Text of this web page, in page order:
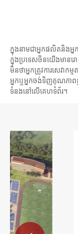
ទីបី រចនាសម្ព័ន្ធដែកមា
កាន់តែលឿន និងមានប្រសិ
សម្ព័ន្ធដែកអនុញ្ញាតឱ្យមា
ពិសេសសម្រាប់អាកាសយា
អនាគត។
ជាងនេះទៅទៀត រចនាសម្
អ្នក​ដំណើរ និង​បុគ្គលិក​គឺ​សំ
ទីបំផុត រចនាសម្ព័ន្ធដែកមិ
ឡើងវិញ កាត់បន្ថយកាកសំ
ភាព​នេះ​កំពុង​មាន​សារៈសំខ
សរុបមក គុណសម្បត្តិនៃរចន
ភាពបត់បែនក្នុងការរចន
ភ្លើង និងភាពស្និទ្ធស្នាល
ប្រសិទ្ធភាព និងនិរន្តរភា
ទំហំនិងរចនាប្លែកៗជា
ក្នុងនាមជាអ្នកផលិតនិងអ្ន
ក្នុងប្រទេសចិនយើងមានរ
មិនថាអ្នកត្រូវការសេវាក
អ្នកឬអ្នកចង់ទិញគុណភាព
ទំនងនៅលើគេហទំព័រ។